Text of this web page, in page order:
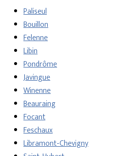
Paliseul
Bouillon
Felenne
Libin
Pondrôme
Javingue
Winenne
Beauraing
Focant
Feschaux
Libramont-Chevigny